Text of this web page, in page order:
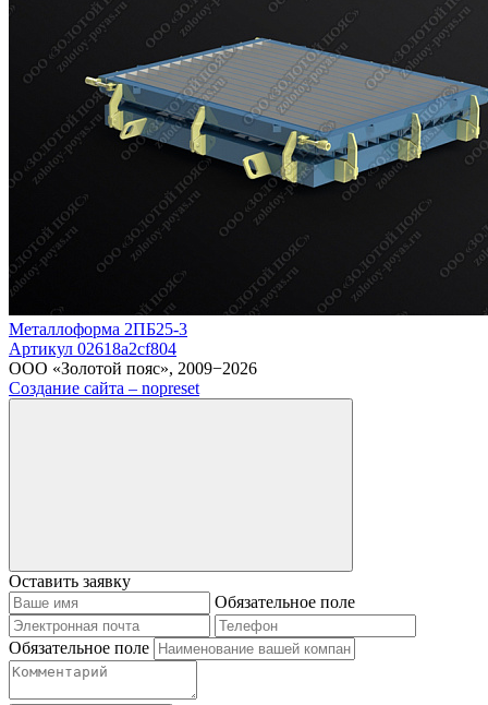
Металлоформа 2ПБ25-3
Артикул 02618a2cf804
ООО «Золотой пояс», 2009−2026
Создание сайта – nopreset
Оставить заявку
Обязательное поле
Обязательное поле